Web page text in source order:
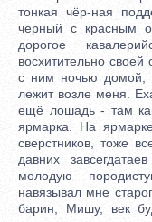
тонкая чёр-ная
черный с красным
дорогое
восхитительно
с ним ночью домой,
лежит возле меня.
ещё лошадь - там
ярмарка. На
сверстников, тоже
давних
молодую
навязывал мне
барин, Мишу, век